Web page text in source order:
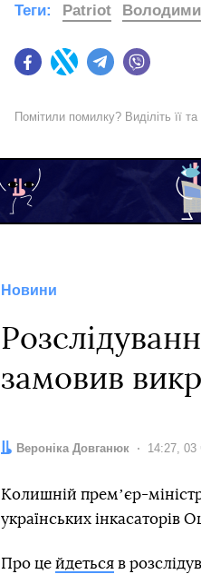
FacebookTwitter Telegram
Теги: Patriot
Помітили помилку? Виділіть її та
Новини
замовив
Автор:
Вероніка Довганюк Дата:
14:27, 03
Колишній премʼєр-
українських інкасаторів
Про це йдеться в